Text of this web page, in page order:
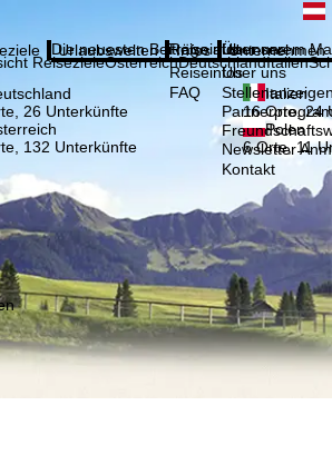
ReisezieleÖsterreichDeutschlandItalien
26 Unterkünfte
Italien
16 Orte, 24
132 Unterkünfte
Polen
6 Orte, 11
Urlaubswelten
Die neuesten Beiträge aus unserem
Infos
Reiseinfos
Reiseinfos
FAQ
Unternehmen
Über uns
Über uns
Newsletter
Kontakt